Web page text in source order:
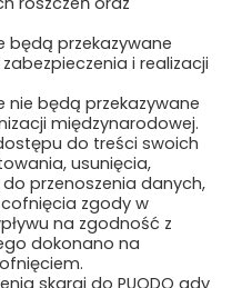
Z O.O.
K.
SP. Z O.O.
będą przekazywane
i realizacji
będą przekazywane
międzynarodowej.
do treści swoich
usunięcia,
przenoszenia danych,
zgody w
na zgodność z
dokonano na
skargi do PUODO gdy